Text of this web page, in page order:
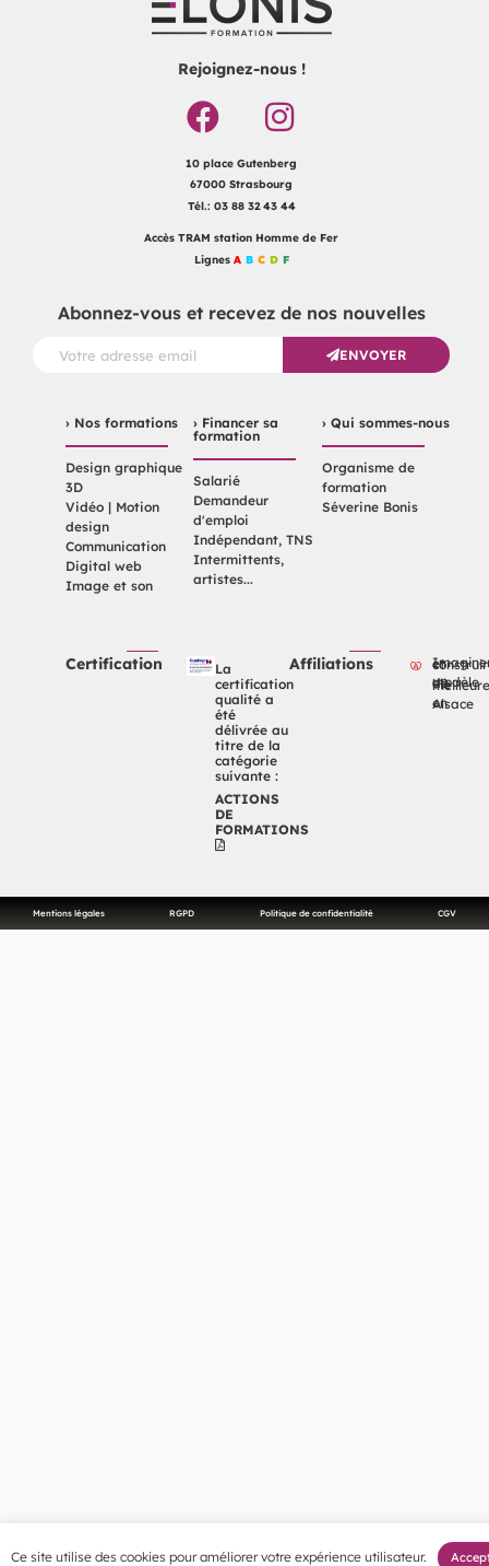
Rejoignez-nous !
10 place Gutenberg
67000 Strasbourg
Tél.: 03 88 32 43 44
Accès TRAM station Homme de Fer
Lignes A B C D F
Abonnez-vous et recevez de nos nouvelles
ENVOYER
› Nos formations
Design graphique
3D
Vidéo | Motion
design
Communication
Digital web
Image et son
› Financer sa
formation
Salarié
Demandeur
d'emploi
Indépendant, TNS
Intermittents,
artistes...
› Qui sommes-nous
Organisme de
formation
Séverine Bonis
Certification
La
certification
qualité a
été
délivrée au
titre de la
catégorie
suivante :
ACTIONS
DE
FORMATIONS
Affiliations
Imaginer et
un modèle de vie
en Alsace
Mentions légales RGPD Politique de confidentialité CGV
Ce site utilise des cookies pour améliorer votre expérience utilisateur.